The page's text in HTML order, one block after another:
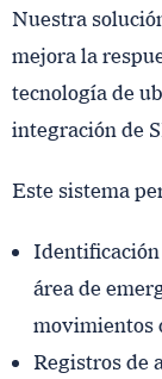
Nuestra
mejora la
tecnología de
integración de
Este sistema
área de
movimientos
Registros de